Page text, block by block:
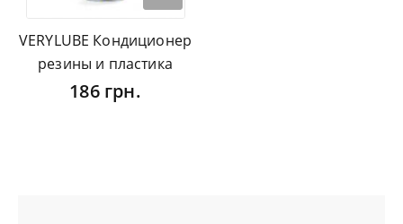
VERYLUBE Кондиционер
резины и пластика
186 грн.